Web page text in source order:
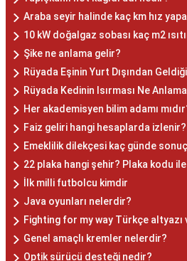
Araba seyir halinde kaç km hız
10 kW doğalgaz sobası kaç m2
Şike ne anlama gelir?
Rüyada Eşinin Yurt Dışından
Rüyada Kedinin Isırması Ne
Her akademisyen bilim adamı
Faiz geliri hangi hesaplarda izlenir?
Emeklilik dilekçesi kaç günde
22 plaka hangi şehir? Plaka kodu
İlk milli futbolcu kimdir
Java oyunları nelerdir?
Fighting for my way Türkçe altyazı
Genel amaçlı kremler nelerdir?
Optik sürücü desteği nedir?